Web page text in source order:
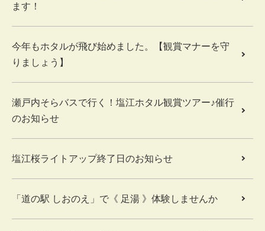
ます！
今年もホタルが飛び始めました。【観賞マナーを守
りましょう】
瀬戸内そらバスで行く！塩江ホタル観賞ツアー♪催行
のお知らせ
塩江桜ライトアップ終了日のお知らせ
「道の駅 しおのえ」で《 足湯 》体験しませんか